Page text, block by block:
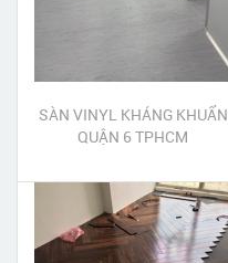
SÀN VINYL KHÁNG KHUẨN
QUẬN 6 TPHCM